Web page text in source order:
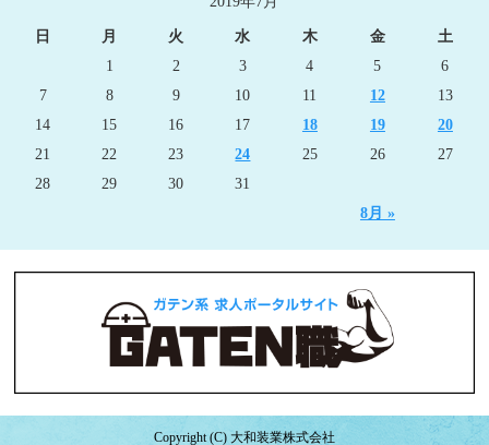
日 月 火 水 木 金 土
8月 »
1 2 3 4 5
6
7
8 9 10 11 12
13
14
15 16 17 18 19
20
21
22 23 24 25 26
27
28
29 30 31
Copyright (C) 大和装業株式会社